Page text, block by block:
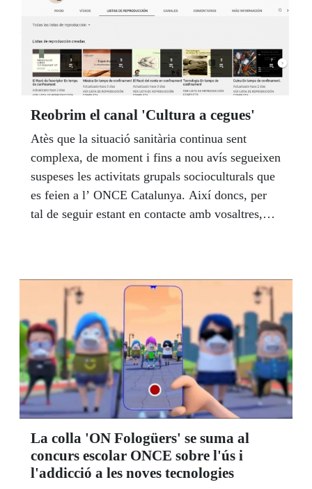
Reobrim el canal 'Cultura a cegues'
Atès que la situació sanitària continua sent
complexa, de moment i fins a nou avís segueixen
suspeses les activitats grupals socioculturals que
es feien a l’ ONCE Catalunya. Així doncs, per
tal de seguir estant en contacte amb vosaltres,
La colla 'ON Fologüers' se suma al
concurs escolar ONCE sobre l'ús i
l'addicció a les noves tecnologies